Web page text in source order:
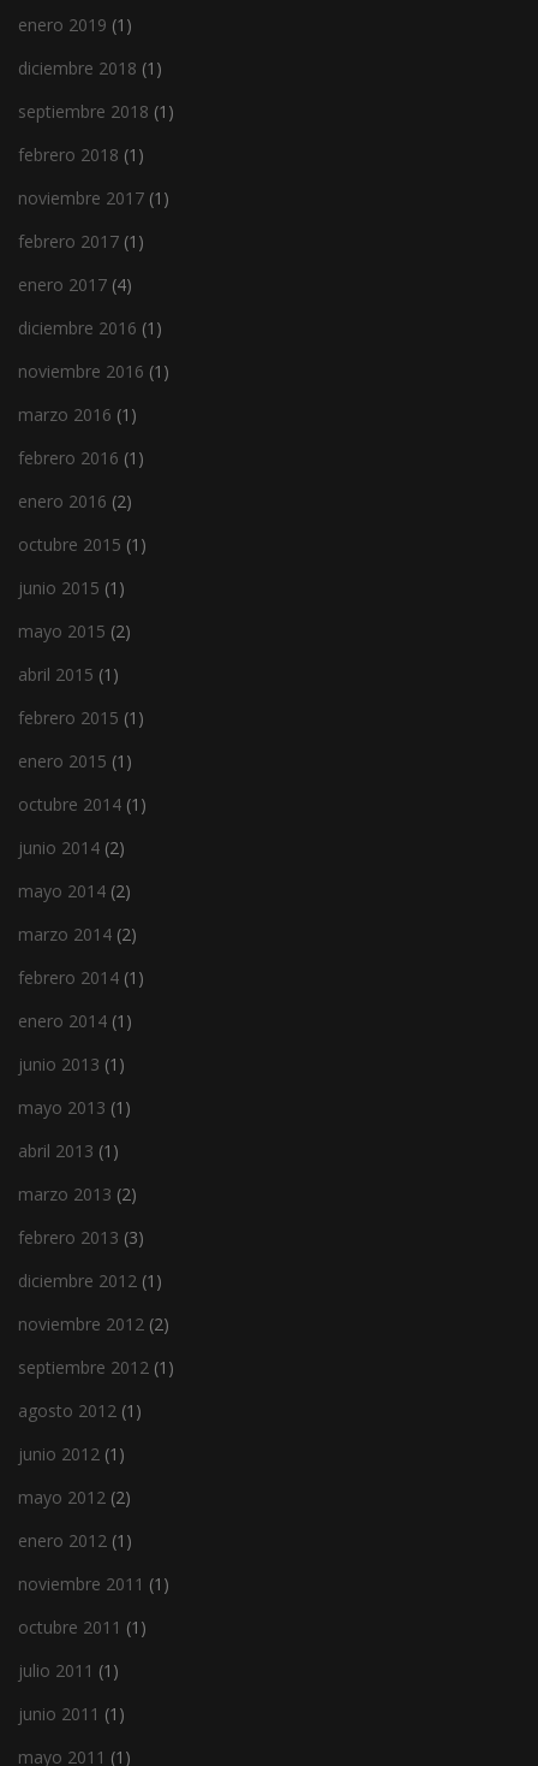
enero 2019 (1)
diciembre 2018 (1)
septiembre 2018 (1)
febrero 2018 (1)
noviembre 2017 (1)
febrero 2017 (1)
enero 2017 (4)
diciembre 2016 (1)
noviembre 2016 (1)
marzo 2016 (1)
febrero 2016 (1)
enero 2016 (2)
octubre 2015 (1)
junio 2015 (1)
mayo 2015 (2)
abril 2015 (1)
febrero 2015 (1)
enero 2015 (1)
octubre 2014 (1)
junio 2014 (2)
mayo 2014 (2)
marzo 2014 (2)
febrero 2014 (1)
enero 2014 (1)
junio 2013 (1)
mayo 2013 (1)
abril 2013 (1)
marzo 2013 (2)
febrero 2013 (3)
diciembre 2012 (1)
noviembre 2012 (2)
septiembre 2012 (1)
agosto 2012 (1)
junio 2012 (1)
mayo 2012 (2)
enero 2012 (1)
noviembre 2011 (1)
octubre 2011 (1)
julio 2011 (1)
junio 2011 (1)
mayo 2011 (1)